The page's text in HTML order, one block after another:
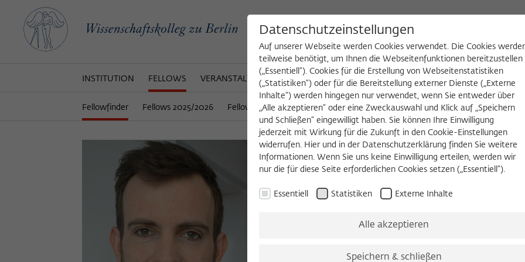
INSTITUTION FELLOWS VERANSTALTUNGEN WIKOTHEK FELLOW WERDEN
Fellowfinder Fellows 2025/2026 Fellows 2026/2027 Permanent Fellows Alumni
2026/2027
Gregor Semieniuk, PhD
Associate Professor of Economics and Public Policy
University of Massachusetts Amherst
Born in 1985 in Herdecke, Germany
Datenschutzeinstellungen
Auf unserer Webseite werden Cookies verwendet. Die Cookies
teilweise benötigt, um Ihnen die Webseitenfunktionen bereitzustellen
(„Essentiell“). Cookies für die Erstellung von Webseitenstatistiken
(„Statistiken“) oder für die Bereitstellung externer Dienste („Externe
Inhalte“) werden hingegen nur verwendet, wenn Sie entweder über
„Alle akzeptieren“ oder eine Zweckauswahl und Klick auf „Speichern
und Schließen“ eingewilligt haben. Sie können Ihre Einwilligung
jederzeit mit Wirkung für die Zukunft in den Cookie-Einstellungen
widerrufen. Hier und in der Datenschutzerklärung finden Sie weitere
Informationen. Wenn Sie uns keine Einwilligung erteilen, werden wir
nur die für diese Seite erforderlichen Cookies setzen („Essentiell“).
Essentiell Statistiken Externe Inhalte
Alle akzeptieren
Speichern & schließen